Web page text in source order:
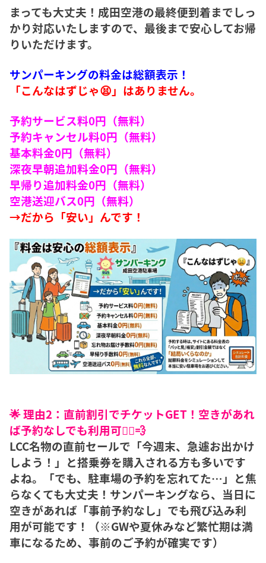
まっても大丈夫！成田空港の最終便到着までしっ
かり対応いたしますので、最後まで安心してお帰
りいただけます。
サンパーキングの料金は総額表示！
「こんなはずじゃ😫」はありません。
予約サービス料0円（無料）
予約キャンセル料0円（無料）
基本料金0円（無料）
深夜早朝追加料金0円（無料）
早帰り追加料金0円（無料）
空港送迎バス0円（無料）
→だから「安い」んです！
🌟 理由2：直前割引でチケットGET！空きがあれ
ば予約なしでも利用可🏃‍♂️💨
LCC名物の直前セールで「今週末、急遽お出かけ
しよう！」と搭乗券を購入される方も多いです
よね。「でも、駐車場の予約を忘れてた…」と焦
らなくても大丈夫！サンパーキングなら、当日に
空きがあれば「事前予約なし」でも飛び込み利
用が可能です！（※GWや夏休みなど繁忙期は満
車になるため、事前のご予約が確実です）